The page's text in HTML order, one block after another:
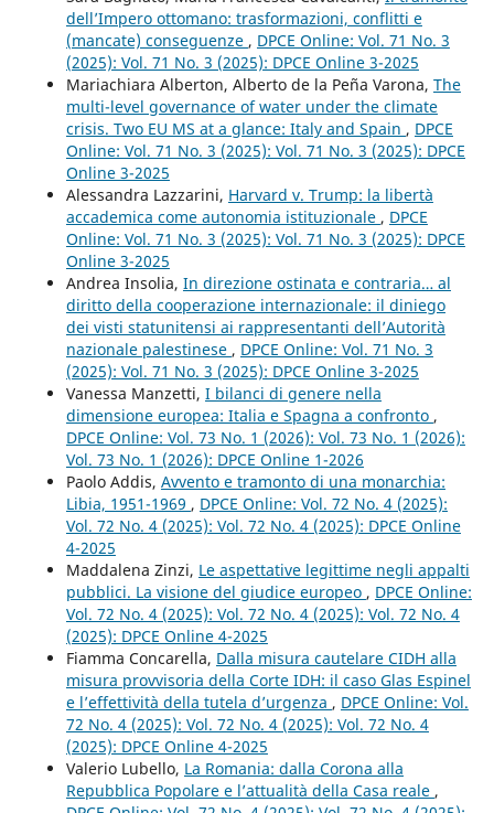
dell’Impero ottomano: trasformazioni, conflitti e
(mancate) conseguenze , DPCE Online: Vol. 71 No. 3
(2025): Vol. 71 No. 3 (2025): DPCE Online 3-2025
Mariachiara Alberton, Alberto de la Peña Varona, The
multi-level governance of water under the climate
crisis. Two EU MS at a glance: Italy and Spain , DPCE
Online: Vol. 71 No. 3 (2025): Vol. 71 No. 3 (2025): DPCE
Online 3-2025
Alessandra Lazzarini, Harvard v. Trump: la libertà
accademica come autonomia istituzionale , DPCE
Online: Vol. 71 No. 3 (2025): Vol. 71 No. 3 (2025): DPCE
Online 3-2025
Andrea Insolia, In direzione ostinata e contraria… al
diritto della cooperazione internazionale: il diniego
dei visti statunitensi ai rappresentanti dell’Autorità
nazionale palestinese , DPCE Online: Vol. 71 No. 3
(2025): Vol. 71 No. 3 (2025): DPCE Online 3-2025
Vanessa Manzetti, I bilanci di genere nella
dimensione europea: Italia e Spagna a confronto ,
DPCE Online: Vol. 73 No. 1 (2026): Vol. 73 No. 1 (2026):
Vol. 73 No. 1 (2026): DPCE Online 1-2026
Paolo Addis, Avvento e tramonto di una monarchia:
Libia, 1951-1969 , DPCE Online: Vol. 72 No. 4 (2025):
Vol. 72 No. 4 (2025): Vol. 72 No. 4 (2025): DPCE Online
4-2025
Maddalena Zinzi, Le aspettative legittime negli appalti
pubblici. La visione del giudice europeo , DPCE Online:
Vol. 72 No. 4 (2025): Vol. 72 No. 4 (2025): Vol. 72 No. 4
(2025): DPCE Online 4-2025
Fiamma Concarella, Dalla misura cautelare CIDH alla
misura provvisoria della Corte IDH: il caso Glas Espinel
e l’effettività della tutela d’urgenza , DPCE Online: Vol.
72 No. 4 (2025): Vol. 72 No. 4 (2025): Vol. 72 No. 4
(2025): DPCE Online 4-2025
Valerio Lubello, La Romania: dalla Corona alla
Repubblica Popolare e l’attualità della Casa reale ,